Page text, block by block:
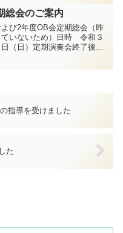
えして、寺子屋の一環とし
史先生のラ...
総会のご案内
び2年度OB会定期総会（昨
ていないため）日時 令和３
（日）定期演奏会終了後場
指導を受けました
た